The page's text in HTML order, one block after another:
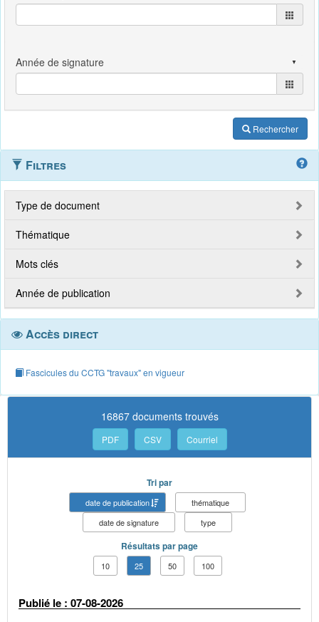
Rechercher
Filtres
Type de document
Thématique
Mots clés
Année de publication
Accès direct
Fascicules du CCTG "travaux" en vigueur
16867 documents trouvés
PDF CSV Courriel
Tri par
date de publication
thématique
date de signature
type
Résultats par page
10 25 50 100
Publié le : 07-08-2026